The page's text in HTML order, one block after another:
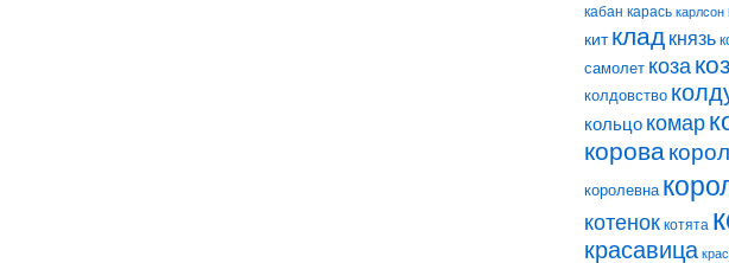
кабан карась карлсон
кит клад князь
самолет коза
колдовство
кольцо комар
корова
королевна
котенок котята
красавица